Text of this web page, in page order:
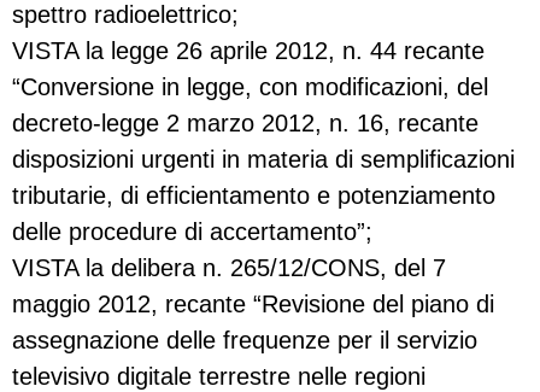
spettro radioelettrico;
VISTA la legge 26 aprile 2012, n. 44 recante
“Conversione in legge, con modificazioni, del
decreto-legge 2 marzo 2012, n. 16, recante
disposizioni urgenti in materia di semplificazioni
tributarie, di efficientamento e potenziamento
delle procedure di accertamento”;
VISTA la delibera n. 265/12/CONS, del 7
maggio 2012, recante “Revisione del piano di
assegnazione delle frequenze per il servizio
televisivo digitale terrestre nelle regioni